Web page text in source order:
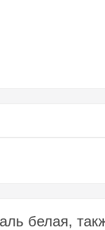
белая,